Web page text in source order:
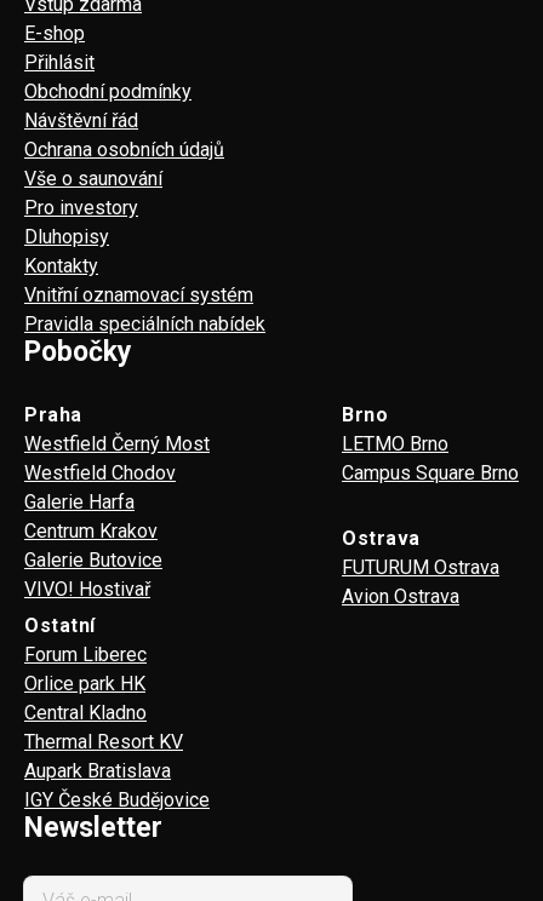
Vstup zdarma
E-shop
Přihlásit
Obchodní podmínky
Návštěvní řád
Ochrana osobních údajů
Vše o saunování
Pro investory
Dluhopisy
Kontakty
Vnitřní oznamovací systém
Pravidla speciálních nabídek
Pobočky
Praha
Westfield Černý Most
Westfield Chodov
Galerie Harfa
Centrum Krakov
Galerie Butovice
VIVO! Hostivař
Brno
LETMO Brno
Campus Square Brno
Ostrava
FUTURUM Ostrava
Avion Ostrava
Ostatní
Forum Liberec
Orlice park HK
Central Kladno
Thermal Resort KV
Aupark Bratislava
IGY České Budějovice
Newsletter